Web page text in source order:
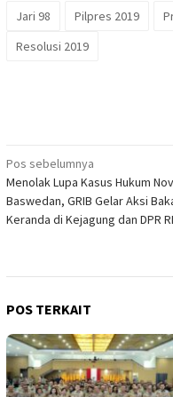
Jari 98 Pilpres 2019
Resolusi 2019
Navigasi
pos
Pos sebelumnya
Menolak Lupa Kasus Hukum
Baswedan, GRIB Gelar Aksi
Keranda di Kejagung dan DPR RI
POS TERKAIT